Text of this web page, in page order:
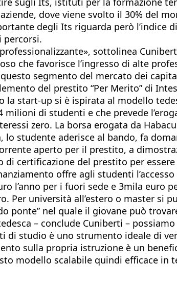
dove viene svolto il 30% del
degli Its riguarda però l’indice
percorsi.
sottolinea
che favorisce l’ingresso di alte
segmento del mercato dei
del prestito “Per Merito” di
start-up si è ispirata al modello
di studenti e che prevede
zero. La borsa erogata da
studente aderisce al bando, fa
aperto per il prestito, a
certificazione del prestito per
offre agli studenti
l’anno per i fuori sede e 3mila euro
Per università all’estero o master si
ponte” nel quale il giovane può
– conclude Cuniberti –
studio è uno strumento ideale di
sulla propria istruzione è un
modello scalabile quindi efficace in